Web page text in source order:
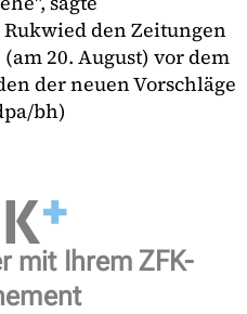
den Zeitungen
20. August) vor dem
der neuen Vorschläge
bh)
mit Ihrem ZFK-